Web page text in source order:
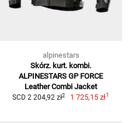
alpinestars
Skórz. kurt. kombi.
ALPINESTARS GP FORCE
Leather Combi Jacket
SCD 2 204,92 zł2 1 725,15 zł1